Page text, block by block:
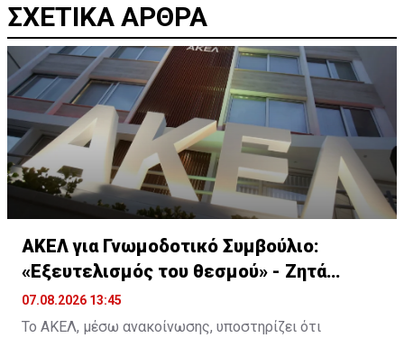
ΣΧΕΤΙΚΑ ΑΡΘΡΑ
ΑΚΕΛ για Γνωμοδοτικό Συμβούλιο:
«Εξευτελισμός του θεσμού» - Ζητά
παραιτήσεις
07.08.2026 13:45
Το ΑΚΕΛ, μέσω ανακοίνωσης, υποστηρίζει ότι